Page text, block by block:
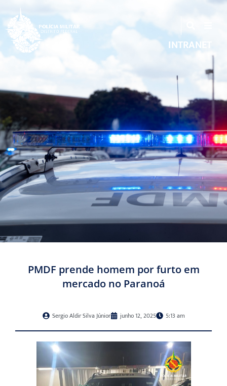
INTRANET
PMDF prende homem por furto em
mercado no Paranoá
Sergio Aldir Silva Júnior junho 12, 2025 5:13 am